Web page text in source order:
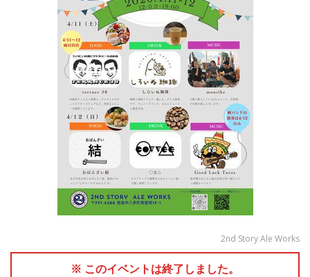
2nd Story Ale Works
※ このイベントは終了しました。